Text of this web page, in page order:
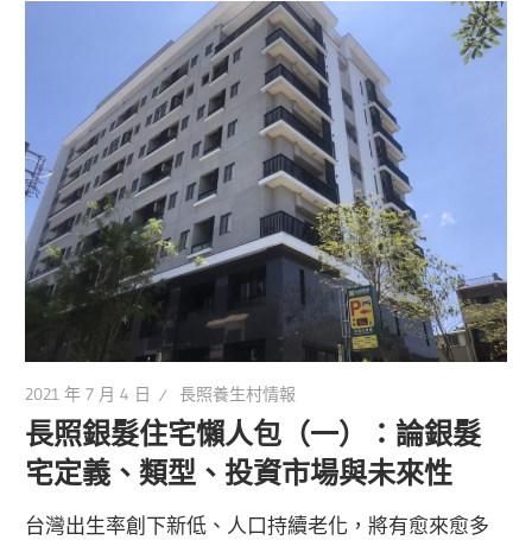
2021 年 7 月 4 日 長照養生村情報
長照銀髮住宅懶人包（一）：論銀髮
宅定義、類型、投資市場與未來性
台灣出生率創下新低、人口持續老化，將有愈來愈多